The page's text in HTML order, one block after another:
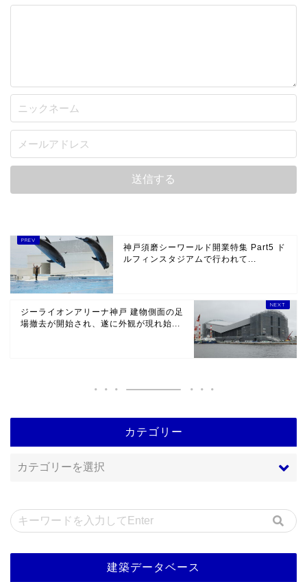
神戸須磨シーワールド開業特集 Part5 ド
ルフィンスタジアムで行われて...
ジーライオンアリーナ神戸 建物側面の足
場撤去が開始され、遂に外観が現れ始...
カテゴリー
建築データベース